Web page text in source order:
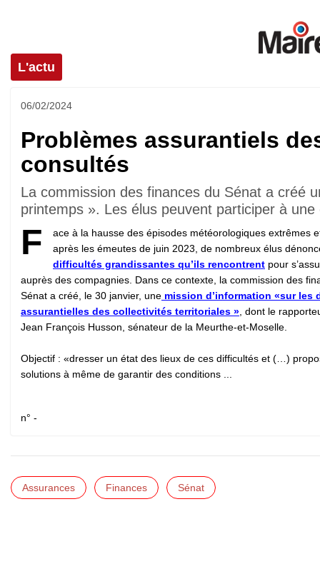
L'actu
06/02/2024
Problèmes assurantiels
consultés
La commission des finances du Sénat a créé
printemps ». Les élus peuvent participer à
F
ace à la hausse des épisodes météorologiques extrêmes
après les émeutes de juin 2023, de nombreux élus
difficultés grandissantes qu’ils rencontrent pour
auprès des compagnies. Dans ce contexte, la commission des
Sénat a créé, le 30 janvier, une mission d’information «sur les
assurantielles des collectivités territoriales » , dont le
Jean François Husson, sénateur de la Meurthe-et-Moselle.
Objectif : «dresser un état des lieux de ces difficultés et (…)
solutions à même de garantir des conditions ...
n° -
Assurances Finances Sénat